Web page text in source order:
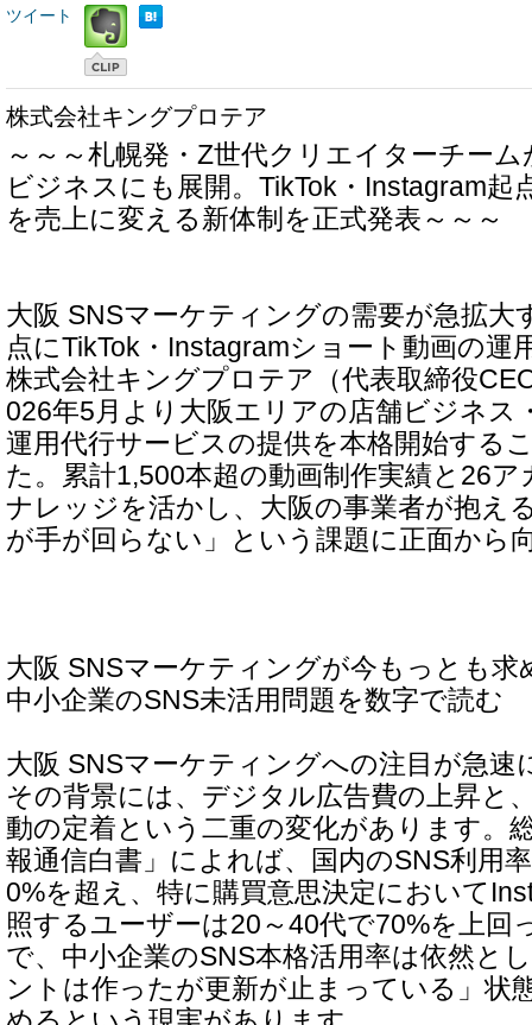
ツイート
株式会社キングプロテア
～～～札幌発・Z世代クリエイターチー
ビジネスにも展開。TikTok・Instagram起
を売上に変える新体制を正式発表～～～
大阪 SNSマーケティングの需要が急拡大
点にTikTok・Instagramショート動画の運
株式会社キングプロテア（代表取締役
026年5月より大阪エリアの店舗ビジネス
運用代行サービスの提供を本格開始する
た。累計1,500本超の動画制作実績と26
ナレッジを活かし、大阪の事業者が抱え
が手が回らない」という課題に正面から
大阪 SNSマーケティングが今もっとも求
中小企業のSNS未活用問題を数字で読む
大阪 SNSマーケティングへの注目が急速
その背景には、デジタル広告費の上昇と
動の定着という二重の変化があります。
報通信白書」によれば、国内のSNS利用
0%を超え、特に購買意思決定において
照するユーザーは20～40代で70%を上回
で、中小企業のSNS本格活用率は依然と
ントは作ったが更新が止まっている」状